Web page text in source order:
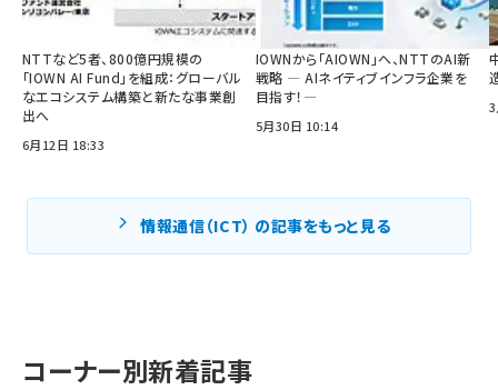
NTTなど5者、800億円規模の
「IOWN AI Fund」を組成：グローバル
なエコシステム構築と新たな事業創
出へ
6月12日 18:33
IOWNから「AIOWN」へ、NTTのAI新
戦略 ― AIネイティブインフラ企業を
目指す！―
5月30日 10:14
情報通信（ICT） の記事をもっと見る
コーナー別新着記事